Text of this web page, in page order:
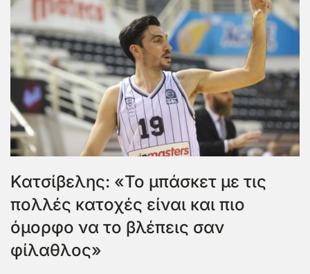
Κατσίβελης: «Το μπάσκετ με τις
πολλές κατοχές είναι και πιο
όμορφο να το βλέπεις σαν
φίλαθλος»